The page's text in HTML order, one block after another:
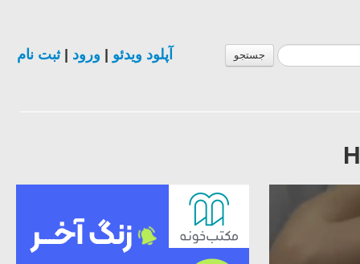
جستجو آپلود ویدئو ورود |ثبت نام